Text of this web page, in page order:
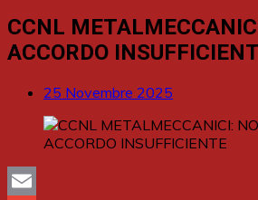
CCNL
ACCORDO
25 Novembre 2025